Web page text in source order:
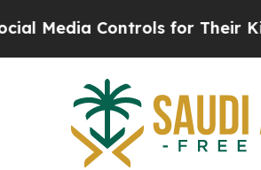
Controls for Their Kids.